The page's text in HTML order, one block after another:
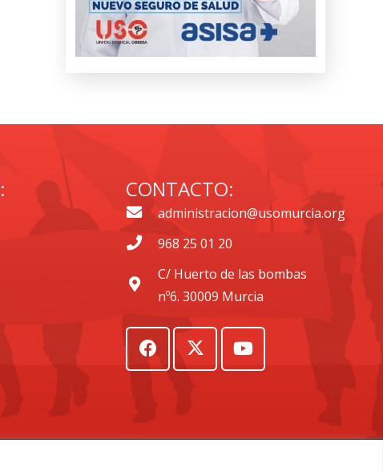
CONTACTO:
administracion@usomurcia.org
968 25 01 20
C/ Huerto de las bombas
nº6. 30009 Murcia